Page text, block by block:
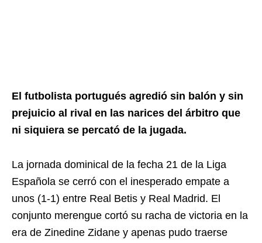
El futbolista portugués agredió sin balón y sin
prejuicio al rival en las narices del árbitro que
ni siquiera se percató de la jugada.
La jornada dominical de la fecha 21 de la Liga
Española se cerró con el inesperado empate a
unos (1-1) entre Real Betis y Real Madrid. El
conjunto merengue cortó su racha de victoria en la
era de Zinedine Zidane y apenas pudo traerse